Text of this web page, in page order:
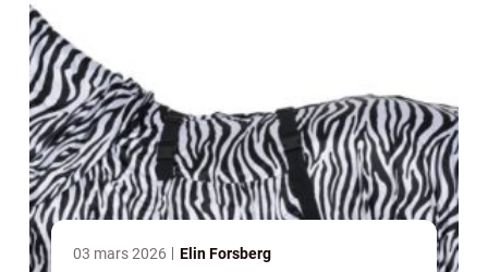
03 mars 2026 Elin Forsberg